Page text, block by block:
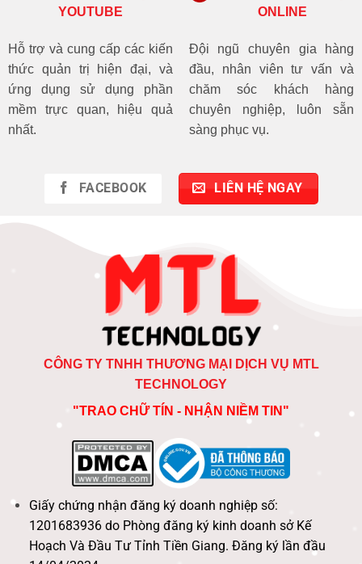
YOUTUBE
Hỗ trợ và cung cấp các kiến
thức quản trị hiện đại, và
ứng dụng sử dụng phần
mềm trực quan, hiệu quả
nhất.
ONLINE
Đội ngũ chuyên gia hàng
đầu, nhân viên tư vấn và
chăm sóc khách hàng
chuyên nghiệp, luôn sẵn
sàng phục vụ.
FACEBOOK LIÊN HỆ NGAY
CÔNG TY TNHH THƯƠNG MẠI DỊCH VỤ MTL
TECHNOLOGY
"TRAO CHỮ TÍN - NHẬN NIỀM TIN"
Giấy chứng nhận đăng ký doanh nghiệp số:
1201683936 do Phòng đăng ký kinh doanh sở Kế
Hoạch Và Đầu Tư Tỉnh Tiền Giang. Đăng ký lần đầu